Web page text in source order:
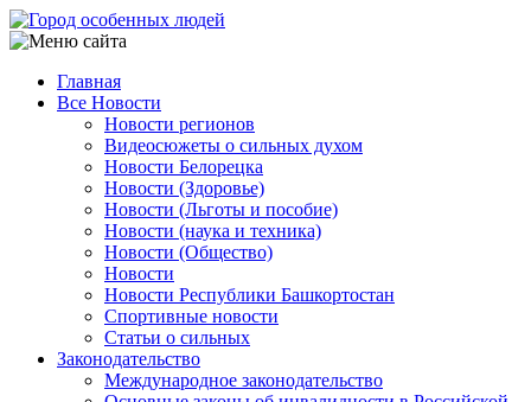
Перейти
к
содержанию
Main
navigation
Главная
Все Новости
Новости регионов
Видеосюжеты о сильных духом
Новости Белорецка
Новости (Здоровье)
Новости (Льготы и пособие)
Новости (наука и техника)
Новости (Общество)
Новости
Новости Республики Башкортостан
Спортивные новости
Статьи о сильных
Законодательство
Международное законодательство